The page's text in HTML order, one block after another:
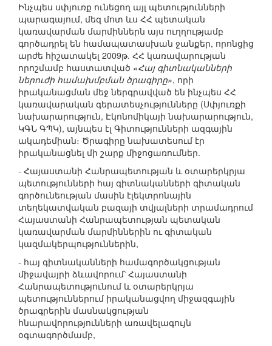
Ինչպես սփյուռք ունեցող այլ պետությունների
պարագայում, մեզ մոտ ևս ՀՀ պետական
կառավարման մարմիններն այս ուղղությամբ
գործադրել են համապատասխան ջանքեր, որոնցից
արժե հիշատակել 2009թ. ՀՀ կառավարության
որոշմամբ հաստատված «Հայ գիտնականների
ներուժի համախմբման ծրագիրը», որի
իրականացման մեջ ներգրավված են ինչպես ՀՀ
կառավարական գերատեսչությունները (Սփյուռքի
նախարարություն, Էկոնոմիկայի նախարարություն,
ԿԳՆ ԳՊԿ), այնպես էլ Գիտությունների ազգային
ակադեմիան։ Ծրագիրը նախատեսում էր
իրականացնել մի շարք միջոցառումներ.
- Հայաստանի Հանրապետության և օտարերկրյա
պետությունների հայ գիտնականների գիտական
գործունեության մասին էլեկտրոնային
տեղեկատվական բազայի տվյալների տրամադրում
Հայաստանի Հանրապետության պետական
կառավարման մարմիններին ու գիտական
կազմակերպություններին,
- հայ գիտնականների համագործակցության
միջավայրի ձևավորում՝ Հայաստանի
Հանրապետությունում և օտարերկրյա
պետություններում իրականացվող միջազգային
ծրագրերին մասնակցության
հնարավորությունների առավելագույն
օգտագործմամբ,